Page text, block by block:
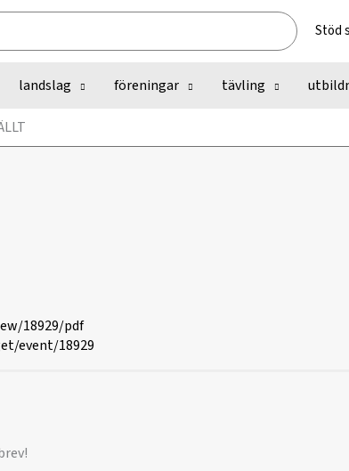
Stöd
landslag föreningar tävling
18929/pdf
event/18929